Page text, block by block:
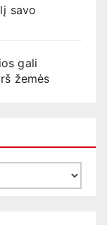
savo
gali
žemės